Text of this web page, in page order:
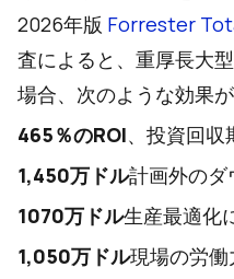
2026年版 Forrester
査によると、重厚長大
場合、次のような効果が
465％のROI、投資回収
1,450万ドル計画外のダ
1070万ドル生産最適化
1,050万ドル現場の労